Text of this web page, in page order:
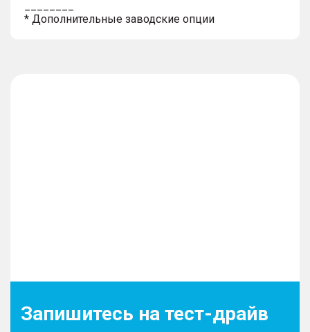
* Дополнительные заводские опции
Запишитесь на тест-драйв